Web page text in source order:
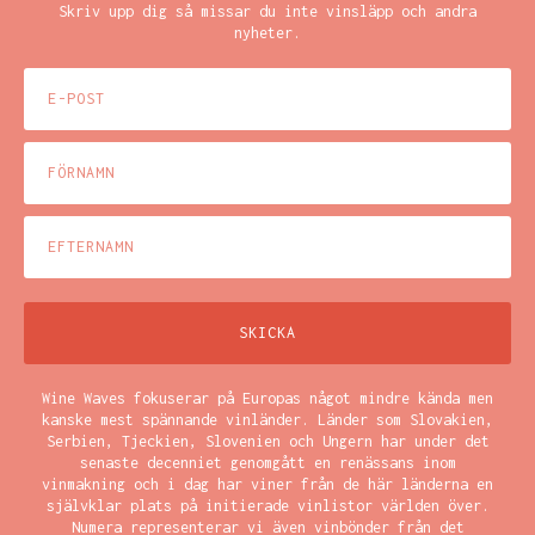
Skriv upp dig så missar du inte vinsläpp och andra
nyheter.
Wine Waves fokuserar på Europas något mindre kända men
kanske mest spännande vinländer. Länder som Slovakien,
Serbien, Tjeckien, Slovenien och Ungern har under det
senaste decenniet genomgått en renässans inom
vinmakning och i dag har viner från de här länderna en
självklar plats på initierade vinlistor världen över.
Numera representerar vi även vinbönder från det